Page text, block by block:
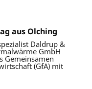
aus Olching
Daldrup &
GmbH
Gemeinsamen
(GfA) mit